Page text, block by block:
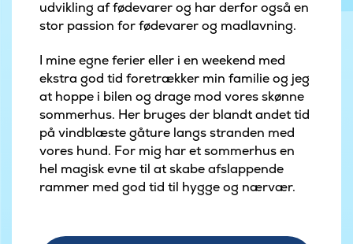
udvikling af fødevarer og har derfor også en
stor passion for fødevarer og madlavning.
I mine egne ferier eller i en weekend med
ekstra god tid foretrækker min familie og jeg
at hoppe i bilen og drage mod vores skønne
sommerhus. Her bruges der blandt andet tid
på vindblæste gåture langs stranden med
vores hund. For mig har et sommerhus en
hel magisk evne til at skabe afslappende
rammer med god tid til hygge og nærvær.